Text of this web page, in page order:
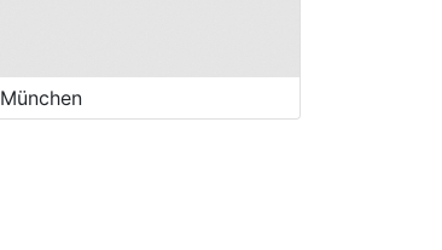
München